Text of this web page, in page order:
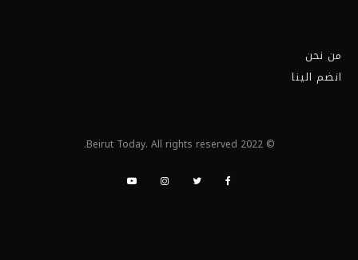
من نحن
انضم الينا
© 2022 Beirut Today. All rights reserved.